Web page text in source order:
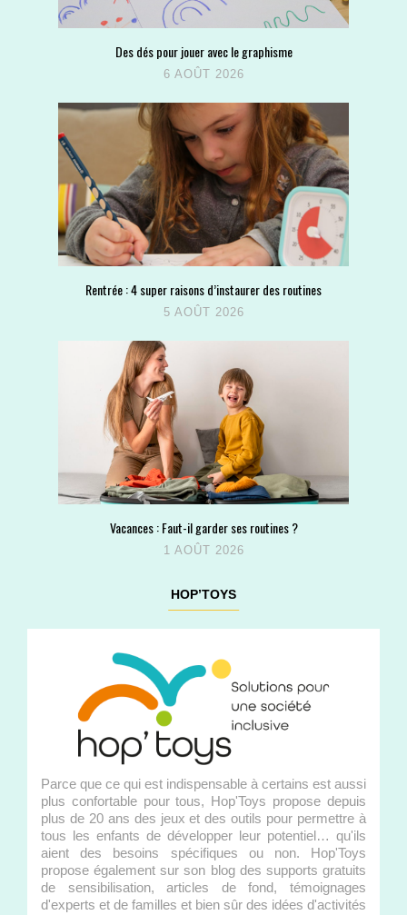
Des dés pour jouer avec le graphisme
6 AOÛT 2026
Rentrée : 4 super raisons d’instaurer des routines
5 AOÛT 2026
Vacances : Faut-il garder ses routines ?
1 AOÛT 2026
HOP’TOYS
Parce que ce qui est indispensable à certains est aussi
plus confortable pour tous, Hop'Toys propose depuis
plus de 20 ans des jeux et des outils pour permettre à
tous les enfants de développer leur potentiel… qu'ils
aient des besoins spécifiques ou non. Hop'Toys
propose également sur son blog des supports gratuits
de sensibilisation, articles de fond, témoignages
d'experts et de familles et bien sûr des idées d'activités